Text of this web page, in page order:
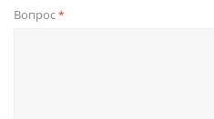
Вопрос*